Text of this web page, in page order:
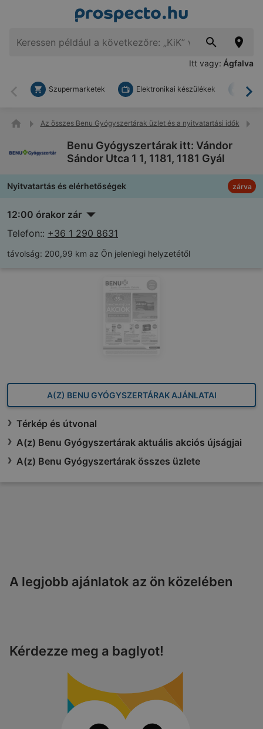
Itt vagy: Ágfalva
Vissza
Szupermarketek Elektronikai készülékek
Az összes Benu Gyógyszertárak üzlet és a nyitvatartási idők
Benu Gyógyszertárak itt: Vándor
Sándor Utca 1 1, 1181, 1181 Gyál
Nyitvatartás és elérhetőségek zárva
12:00 órakor zár
Telefon:: +36 1 290 8631
távolság: 200,99 km az Ön jelenlegi helyzetétől
A(Z) BENU GYÓGYSZERTÁRAK AJÁNLATAI
Térkép és útvonal
A(z) Benu Gyógyszertárak aktuális akciós újságjai
A(z) Benu Gyógyszertárak összes üzlete
A legjobb ajánlatok az ön közelében
Kérdezze meg a baglyot!